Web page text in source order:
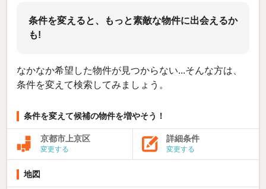
条件を変えると、もっと素敵な物件に出会えるか
も!
なかなか希望した物件が見つからない...そんな方は、
条件を変えて検索してみましょう。
条件を変えて候補の物件を増やそう！
京都市上京区
変更する
詳細条件
変更する
地図